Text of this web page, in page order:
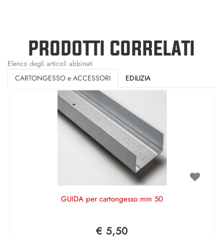
PRODOTTI CORRELATI
Elenco degli articoli abbinati
CARTONGESSO e ACCESSORI
EDILIZIA
GUIDA per cartongesso mm 50
€ 5,50